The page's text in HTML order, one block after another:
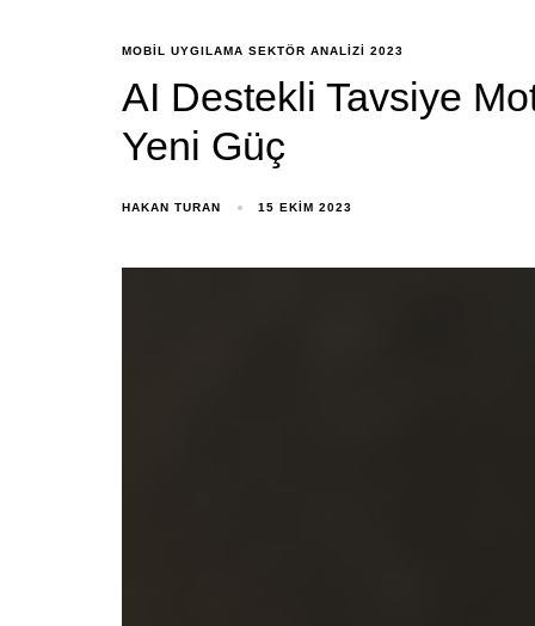
MOBIL UYGILAMA SEKTÖR ANALIZI 2023
AI Destekli Tavsiye
Yeni Güç
HAKAN TURAN 15 EKIM 2023